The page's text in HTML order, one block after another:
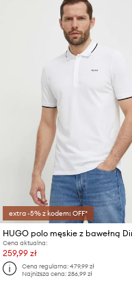
extra -5% z kodem: OFF*
Cena aktualna:
259,99 zł
Cena regularna: 479,99 zł
Najniższa cena: 286,99 zł